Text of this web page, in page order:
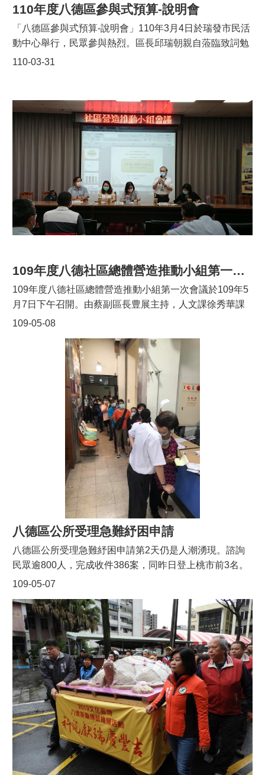
110年度八德區參與式預算-說明會
110-03-31
「八德區參與式預算-說明會」110年3月4日於瑞發市民活
動中心舉行，民眾參與熱烈。區長邱瑞朝親自蒞臨致詞勉
勵，瑞發里長安照榮、瑞祥里長張是華、大信里長王沛
豐富的民主審議工作者陳致中老師擔任講師，解說參與式
預算的辦理流程與規則，並分享其他地區成功的經驗，啟
發民眾構思具在地特色、符合居民需求的提案。八德區參
與式預算提案工作坊將於3/18、3/22分別於大安第二市民
活動中心及瑞發市民活動中心舉行，歡迎對埤塘發展有興
趣、有想法的居民們踴躍報名參加。
109年度八德社區總體營造推動小組第一次會議
109-05-08
109年度八德社區總體營造推動小組第一次會議於109年5
月7日下午召開。由蔡副區長豊展主持，人文課徐秀華課
長簡報108年社造執行成果及今年的八德社造主軸。桃園
許主冠老師𦲷臨指導。會中頒發109-110年八徳社造推動
小組外聘委員聘書，委員們針對本所執行文化部109-110
年社造計畫「穿越時空 記憶八德-讓居民有感的埤塘文
化」提出寶貴建言，並做意見交流。今年委託中原大學黃
慶輝教授帶領師生團隊執行第二階段資源盤點工作-針對興
豐路沿線六里(瑞發、瑞祥、大信、大竹、大安、大發)進
行人文地產景的特色梳理。元智大學謝登旺教授也針對八
德埤塘提出前瞻性論述，並代表八德社區大學願意配合公
所建立社造夥伴關係。大安國小楊炳清校長、瑞豐國小溫
超洋校長也提出大手牽小手、以小孩的觀點來繪製社區地
圖、設計童玩、老照片、老商店等等的社造活動。另外各
委員也一一發表寶貴意見，期待在大家的攜手合作下，激
發八德社造能量共創八德美好的未來。
八德區公所受理急難紓困申請
109-05-07
八德區公所受理急難紓困申請第2天仍是人潮湧現。諮詢
民眾逾800人，完成收件386案，同昨日登上桃市前3名。
八德區長邱瑞朝每日至現場關心民眾申辦情形，提醒大
明及存摺影本，申請截止日為6/3O。